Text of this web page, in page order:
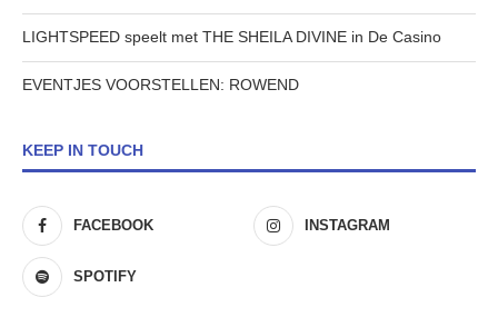
LIGHTSPEED speelt met THE SHEILA DIVINE in De Casino
EVENTJES VOORSTELLEN: ROWEND
KEEP IN TOUCH
FACEBOOK INSTAGRAM
SPOTIFY